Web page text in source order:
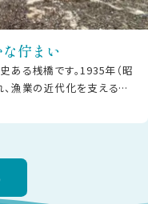
佇まい
ある桟橋です。1935年（昭
漁業の近代化を支える拠